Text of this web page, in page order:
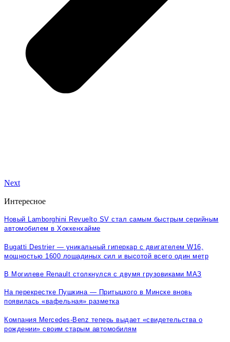
Next
Интересное
Новый Lamborghini Revuelto SV стал самым быстрым серийным
автомобилем в Хоккенхайме
Bugatti Destrier — уникальный гиперкар с двигателем W16,
мощностью 1600 лошадиных сил и высотой всего один метр
В Могилеве Renault столкнулся с двумя грузовиками МАЗ
На перекрестке Пушкина — Притыцкого в Минске вновь
появилась «вафельная» разметка
Компания Mercedes-Benz теперь выдает «свидетельства о
рождении» своим старым автомобилям